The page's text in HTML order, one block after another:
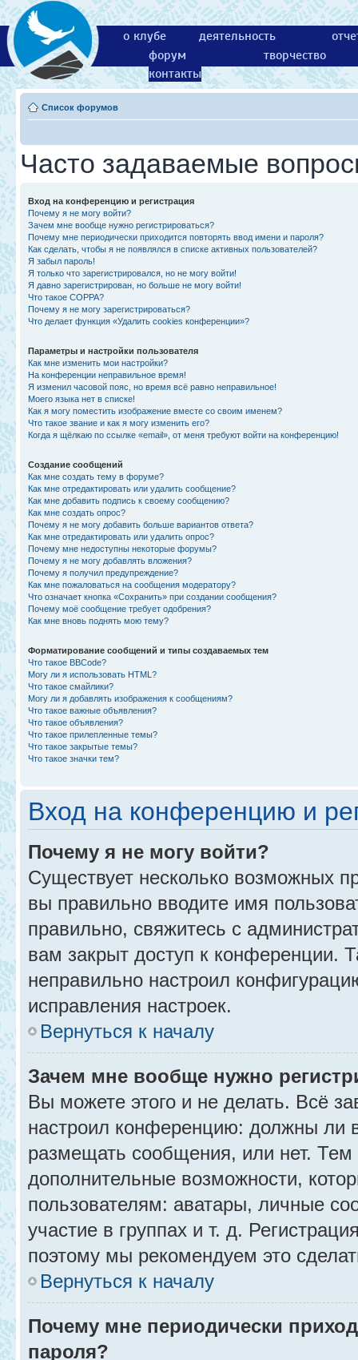
о клубе деятельность
форум
творчество
контакты
Список форумов
Часто задаваемые
Вход на конференцию и регистрация
Почему я не могу войти?
Зачем мне вообще нужно регистрироваться?
Почему мне периодически приходится повторять ввод имени и пароля?
Как сделать, чтобы я не появлялся в списке активных пользователей?
Я забыл пароль!
Я только что зарегистрировался, но не могу войти!
Я давно зарегистрирован, но больше не могу войти!
Что такое COPPA?
Почему я не могу зарегистрироваться?
Что делает функция «Удалить cookies конференции»?
Параметры и настройки пользователя
Как мне изменить мои настройки?
На конференции неправильное время!
Я изменил часовой пояс, но время всё равно неправильное!
Моего языка нет в списке!
Как я могу поместить изображение вместе со своим именем?
Что такое звание и как я могу изменить его?
Когда я щёлкаю по ссылке «email», от меня требуют войти на конференцию!
Создание сообщений
Как мне создать тему в форуме?
Как мне отредактировать или удалить сообщение?
Как мне добавить подпись к своему сообщению?
Как мне создать опрос?
Почему я не могу добавить больше вариантов ответа?
Как мне отредактировать или удалить опрос?
Почему мне недоступны некоторые форумы?
Почему я не могу добавлять вложения?
Почему я получил предупреждение?
Как мне пожаловаться на сообщения модератору?
Что означает кнопка «Сохранить» при создании сообщения?
Почему моё сообщение требует одобрения?
Как мне вновь поднять мою тему?
Форматирование сообщений и типы создаваемых тем
Что такое BBCode?
Могу ли я использовать HTML?
Что такое смайлики?
Могу ли я добавлять изображения к сообщениям?
Что такое важные объявления?
Что такое объявления?
Что такое прилепленные темы?
Что такое закрытые темы?
Что такое значки тем?
Вход на конференцию и
Почему я не могу войти?
Существует несколько возможных
вы правильно вводите имя
правильно, свяжитесь с
вам закрыт доступ к конференции.
неправильно настроил
исправления настроек.
Вернуться к началу
Зачем мне вообще нужно
Вы можете этого и не делать. Всё
настроил конференцию: должны ли
размещать сообщения, или нет.
дополнительные возможности,
пользователям: аватары, личные
участие в группах и т. д.
поэтому мы рекомендуем это
Вернуться к началу
Почему мне периодически
пароля?